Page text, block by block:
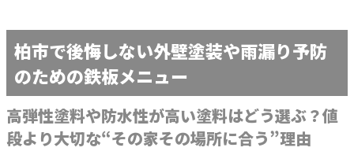
柏市で後悔しない外壁塗装や雨漏り予防
のための鉄板メニュー
高弾性塗料や防水性が高い塗料はどう選ぶ？値
段より大切な“その家その場所に合う”理由